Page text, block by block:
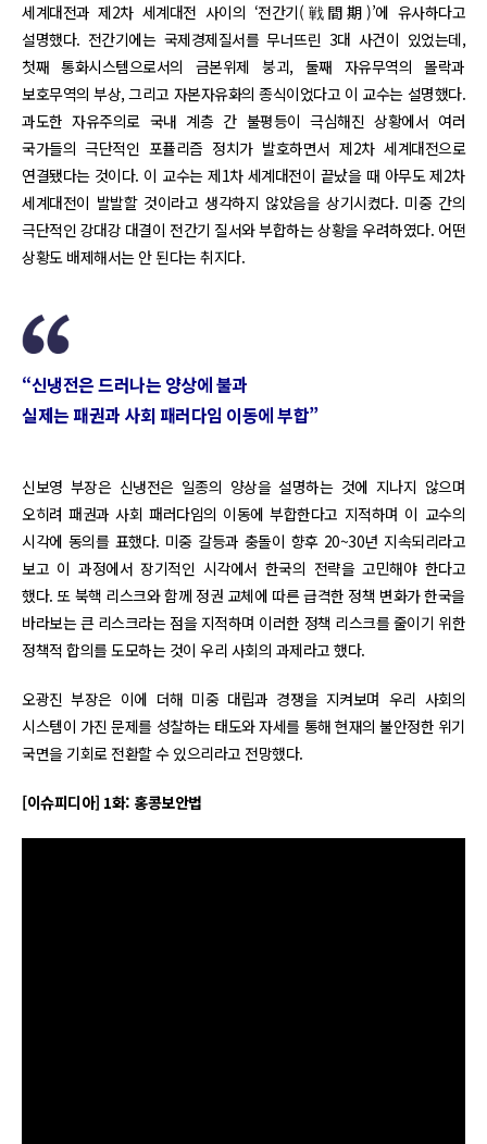
세계대전과 제2차 세계대전 사이의 ‘전간기(戦間期)’에 유사하다고
설명했다. 전간기에는 국제경제질서를 무너뜨린 3대 사건이 있었는데,
첫째 통화시스템으로서의 금본위제 붕괴, 둘째 자유무역의 몰락과
보호무역의 부상, 그리고 자본자유화의 종식이었다고 이 교수는 설명했다.
과도한 자유주의로 국내 계층 간 불평등이 극심해진 상황에서 여러
국가들의 극단적인 포퓰리즘 정치가 발호하면서 제2차 세계대전으로
연결됐다는 것이다. 이 교수는 제1차 세계대전이 끝났을 때 아무도 제2차
세계대전이 발발할 것이라고 생각하지 않았음을 상기시켰다. 미중 간의
극단적인 강대강 대결이 전간기 질서와 부합하는 상황을 우려하였다. 어떤
상황도 배제해서는 안 된다는 취지다.
“신냉전은 드러나는 양상에 불과
실제는 패권과 사회 패러다임 이동에 부합”
신보영 부장은 신냉전은 일종의 양상을 설명하는 것에 지나지 않으며
오히려 패권과 사회 패러다임의 이동에 부합한다고 지적하며 이 교수의
시각에 동의를 표했다. 미중 갈등과 충돌이 향후 20~30년 지속되리라고
보고 이 과정에서 장기적인 시각에서 한국의 전략을 고민해야 한다고
했다. 또 북핵 리스크와 함께 정권 교체에 따른 급격한 정책 변화가 한국을
바라보는 큰 리스크라는 점을 지적하며 이러한 정책 리스크를 줄이기 위한
정책적 합의를 도모하는 것이 우리 사회의 과제라고 했다.
오광진 부장은 이에 더해 미중 대립과 경쟁을 지켜보며 우리 사회의
시스템이 가진 문제를 성찰하는 태도와 자세를 통해 현재의 불안정한 위기
국면을 기회로 전환할 수 있으리라고 전망했다.
[이슈피디아] 1화: 홍콩보안법